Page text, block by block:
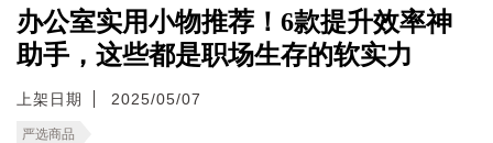
办公室实用小物推荐！6款提升效率神
助手，这些都是职场生存的软实力
上架日期 2025/05/07
严选商品